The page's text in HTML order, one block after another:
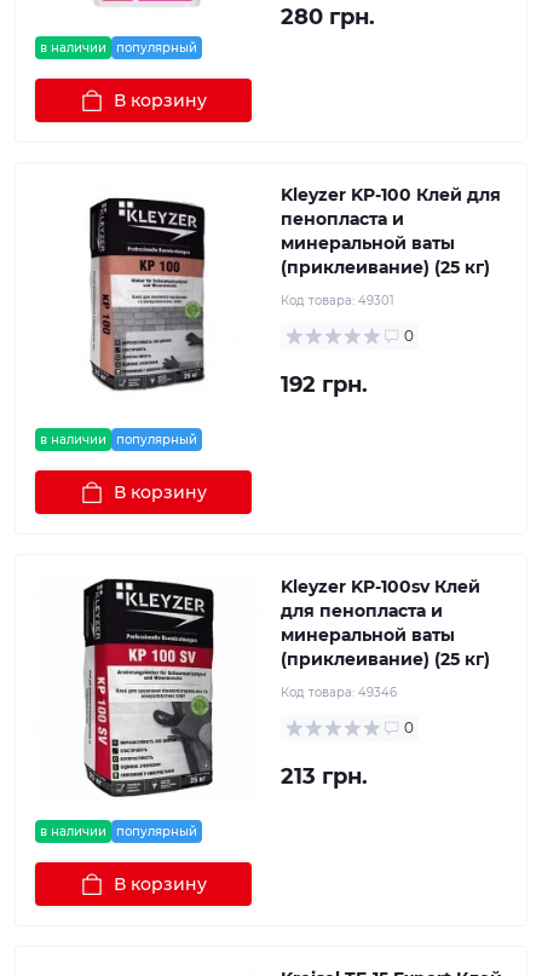
в наличии популярный
280 грн.
В корзину
в наличии популярный
Kleyzer KP-100 Клей для
пенопласта и
минеральной ваты
(приклеивание) (25 кг)
Код товара: 49301
0
192 грн.
В корзину
в наличии популярный
Kleyzer KP-100sv Клей
для пенопласта и
минеральной ваты
(приклеивание) (25 кг)
Код товара: 49346
0
213 грн.
В корзину